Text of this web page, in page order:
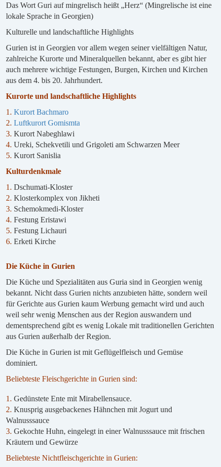
Das Wort Guri auf mingrelisch heißt „Herz“ (Mingrelische ist eine
lokale Sprache in Georgien)
Kulturelle und landschaftliche Highlights
Gurien ist in Georgien vor allem wegen seiner vielfältigen Natur,
zahlreiche Kurorte und Mineralquellen bekannt, aber es gibt hier
auch mehrere wichtige Festungen, Burgen, Kirchen und Kirchen
aus dem 4. bis 20. Jahrhundert.
Kurorte und landschaftliche Highlights
1. Kurort Bachmaro
2. Luftkurort Gomismta
3. Kurort Nabeghlawi
4. Ureki, Schekvetili und Grigoleti am Schwarzen Meer
5. Kurort Sanislia
Kulturdenkmale
1. Dschumati-Kloster
2. Klosterkomplex von Jikheti
3. Schemokmedi-Kloster
4. Festung Eristawi
5. Festung Lichauri
6. Erketi Kirche
Die Küche in Gurien
Die Küche und Spezialitäten aus Guria sind in Georgien wenig
bekannt. Nicht dass Gurien nichts anzubieten hätte, sondern weil
für Gerichte aus Gurien kaum Werbung gemacht wird und auch
weil sehr wenig Menschen aus der Region auswandern und
dementsprechend gibt es wenig Lokale mit traditionellen Gerichten
aus Gurien außerhalb der Region.
Die Küche in Gurien ist mit Geflügelfleisch und Gemüse
dominiert.
Beliebteste Fleischgerichte in Gurien sind:
1. Gedünstete Ente mit Mirabellensauce.
2. Knusprig ausgebackenes Hähnchen mit Jogurt und
Walnusssauce
3. Gekochte Huhn, eingelegt in einer Walnusssauce mit frischen
Kräutern und Gewürze
Beliebteste Nichtfleischgerichte in Gurien: